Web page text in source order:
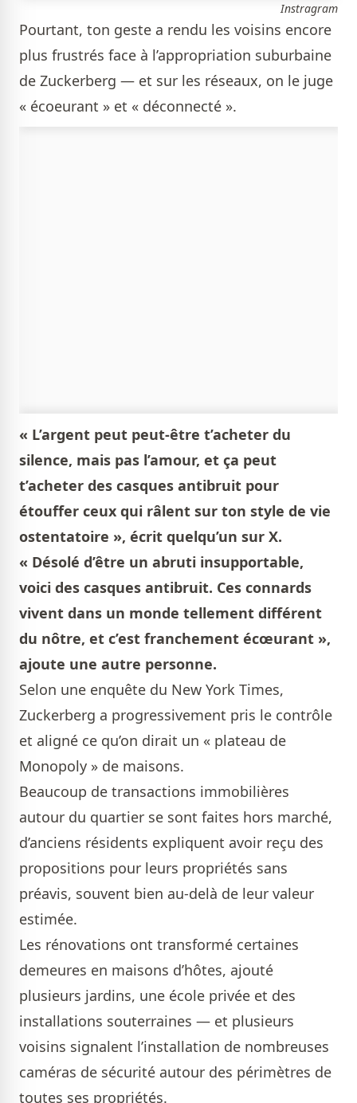
Instragram
Pourtant, ton geste a rendu les voisins encore
plus frustrés face à l’appropriation suburbaine
de Zuckerberg — et sur les réseaux, on le juge
« écoeurant » et « déconnecté ».
« L’argent peut peut-être t’acheter du
silence, mais pas l’amour, et ça peut
t’acheter des casques antibruit pour
étouffer ceux qui râlent sur ton style de vie
ostentatoire », écrit quelqu’un sur X.
« Désolé d’être un abruti insupportable,
voici des casques antibruit. Ces connards
vivent dans un monde tellement différent
du nôtre, et c’est franchement écœurant »,
ajoute une autre personne.
Selon une enquête du New York Times,
Zuckerberg a progressivement pris le contrôle
et aligné ce qu’on dirait un « plateau de
Monopoly » de maisons.
Beaucoup de transactions immobilières
autour du quartier se sont faites hors marché,
d’anciens résidents expliquent avoir reçu des
propositions pour leurs propriétés sans
préavis, souvent bien au-delà de leur valeur
estimée.
Les rénovations ont transformé certaines
demeures en maisons d’hôtes, ajouté
plusieurs jardins, une école privée et des
installations souterraines — et plusieurs
voisins signalent l’installation de nombreuses
caméras de sécurité autour des périmètres de
toutes ses propriétés.